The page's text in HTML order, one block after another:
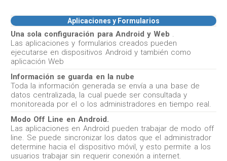
Aplicaciones y Formularios
Una sola configuración para Android y Web .
Las aplicaciones y formularios creados pueden
ejecutarse en dispositivos Android y también como
aplicación Web
Información se guarda en la nube
Toda la información generada se envía a una base de
datos centralizada, la cual puede ser consultada y
monitoreada por el o los administradores en tiempo real.
Modo Off Line en Android.
Las aplicaciones en Android pueden trabajar de modo off
line. Se puede sincronizar los datos que el administrador
determine hacia el dispositivo móvil, y esto permite a los
usuarios trabajar sin requerir conexión a internet.